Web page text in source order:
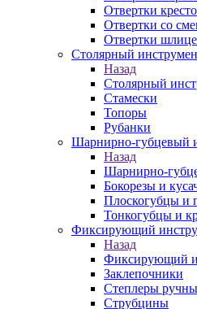
Отвертки
Отвертки со
Отвертки
Столярный
Назад
Столярный
Стамески
Топоры
Рубанки
Шарнирно-губцевый
Назад
Шарнирно-
Бокорезы и
Плоскогубцы и
Тонкогубцы и
Фиксирующий
Назад
Фиксирующий
Заклепочники
Степлеры
Струбцины